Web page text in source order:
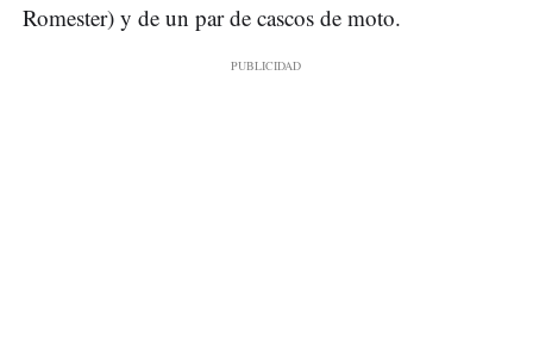
Romester) y de un par de cascos de moto.